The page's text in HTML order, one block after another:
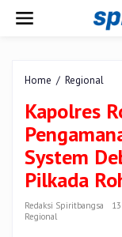
Home / Regional
Kapolres
System
Pilkada
Redaksi Spiritbangsa
Regional